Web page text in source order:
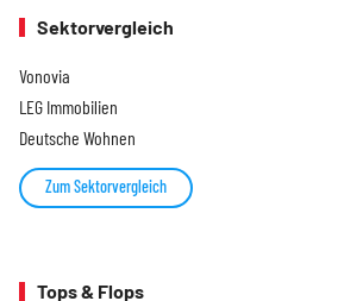
Sektorvergleich
Vonovia
LEG Immobilien
Deutsche Wohnen
Zum Sektorvergleich
Tops & Flops